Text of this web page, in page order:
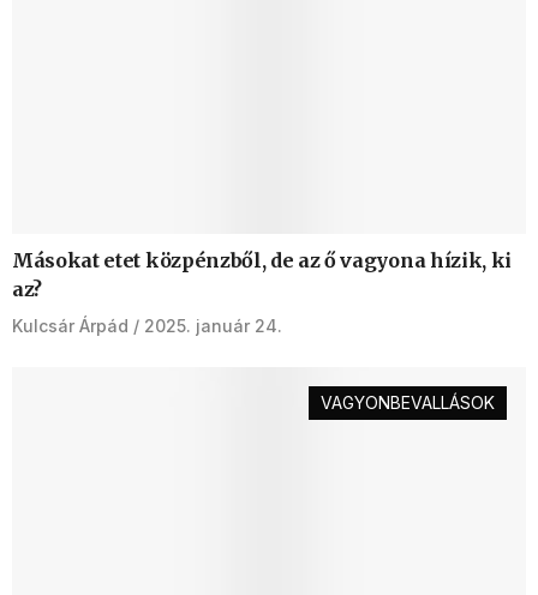
Másokat etet közpénzből, de az ő vagyona hízik, ki
az?
Kulcsár Árpád 2025. január 24.
VAGYONBEVALLÁSOK